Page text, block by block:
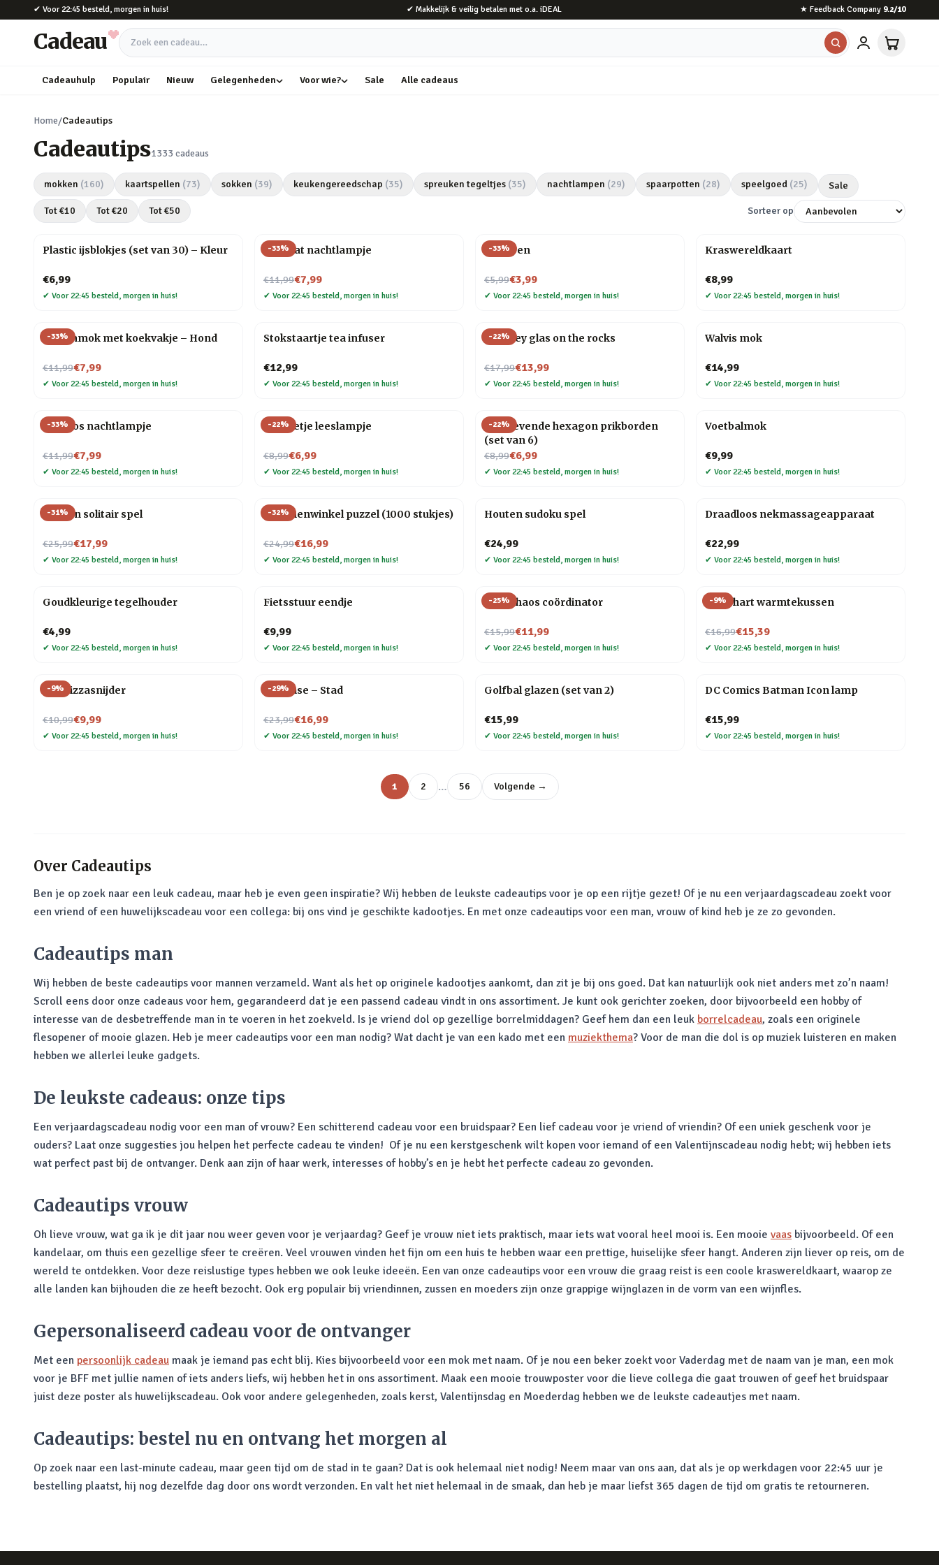
Naar hoofdinhoud
✔ Voor 22:45 besteld, morgen in huis! ✔ Makkelijk & veilig betalen met o.a. iDEAL ★ Feedback Company 9.2/10
Cadeau Zoek een cadeau
Cadeauhulp Populair Nieuw Gelegenheden Voor wie? Sale Alle cadeaus
Home/Cadeautips
Cadeautips1333 cadeaus
mokken (160) kaartspellen (73) sokken (39) keukengereedschap (35) spreuken tegeltjes (35) nachtlampen (29) spaarpotten (28) speelgoed (25) Sale
Tot €10 Tot €20 Tot €50 Sorteer op
Plastic ijsblokjes (set van 30) – Kleur
€6,99
✔ Voor 22:45 besteld, morgen in huis!
-33%
Mini kat nachtlampje
€11,99
Nu voor€7,99
✔ Voor 22:45 besteld, morgen in huis!
-33%
Veer pen
€5,99
Nu voor€3,99
✔ Voor 22:45 besteld, morgen in huis!
Kraswereldkaart
€8,99
✔ Voor 22:45 besteld, morgen in huis!
-33%
Dierenmok met koekvakje – Hond
€11,99
Nu voor€7,99
✔ Voor 22:45 besteld, morgen in huis!
Stokstaartje tea infuser
€12,99
✔ Voor 22:45 besteld, morgen in huis!
-22%
Whiskey glas on the rocks
€17,99
Nu voor€13,99
✔ Voor 22:45 besteld, morgen in huis!
Walvis mok
€14,99
✔ Voor 22:45 besteld, morgen in huis!
-33%
Mini vos nachtlampje
€11,99
Nu voor€7,99
✔ Voor 22:45 besteld, morgen in huis!
-22%
Mannetje leeslampje
€8,99
Nu voor€6,99
✔ Voor 22:45 besteld, morgen in huis!
-22%
Zelfklevende hexagon prikborden
(set van 6)
€8,99
Nu voor€6,99
✔ Voor 22:45 besteld, morgen in huis!
Voetbalmok
€9,99
✔ Voor 22:45 besteld, morgen in huis!
-31%
Houten solitair spel
€25,99
Nu voor€17,99
✔ Voor 22:45 besteld, morgen in huis!
-32%
Bloemenwinkel puzzel (1000 stukjes)
€24,99
Nu voor€16,99
✔ Voor 22:45 besteld, morgen in huis!
Houten sudoku spel
€24,99
✔ Voor 22:45 besteld, morgen in huis!
Draadloos nekmassageapparaat
€22,99
✔ Voor 22:45 besteld, morgen in huis!
Goudkleurige tegelhouder
€4,99
✔ Voor 22:45 besteld, morgen in huis!
Fietsstuur eendje
€9,99
✔ Voor 22:45 besteld, morgen in huis!
-25%
Mok Chaos coördinator
€15,99
Nu voor€11,99
✔ Voor 22:45 besteld, morgen in huis!
-9%
Rood hart warmtekussen
€16,99
Nu voor€15,39
✔ Voor 22:45 besteld, morgen in huis!
-9%
Kat Pizzasnijder
€10,99
Nu voor€9,99
✔ Voor 22:45 besteld, morgen in huis!
-29%
Flip Vase – Stad
€23,99
Nu voor€16,99
✔ Voor 22:45 besteld, morgen in huis!
Golfbal glazen (set van 2)
€15,99
✔ Voor 22:45 besteld, morgen in huis!
DC Comics Batman Icon lamp
€15,99
✔ Voor 22:45 besteld, morgen in huis!
1 2 … 56 Volgende →
Over Cadeautips
Ben je op zoek naar een leuk cadeau, maar heb je even geen inspiratie? Wij hebben de leukste cadeautips voor je op een rijtje gezet! Of je nu een verjaardagscadeau zoekt voor
een vriend of een huwelijkscadeau voor een collega: bij ons vind je geschikte kadootjes. En met onze cadeautips voor een man, vrouw of kind heb je ze zo gevonden.
Cadeautips man
Wij hebben de beste cadeautips voor mannen verzameld. Want als het op originele kadootjes aankomt, dan zit je bij ons goed. Dat kan natuurlijk ook niet anders met zo’n naam!
Scroll eens door onze cadeaus voor hem, gegarandeerd dat je een passend cadeau vindt in ons assortiment. Je kunt ook gerichter zoeken, door bijvoorbeeld een hobby of
interesse van de desbetreffende man in te voeren in het zoekveld. Is je vriend dol op gezellige borrelmiddagen? Geef hem dan een leuk borrelcadeau, zoals een originele
flesopener of mooie glazen. Heb je meer cadeautips voor een man nodig? Wat dacht je van een kado met een muziekthema? Voor de man die dol is op muziek luisteren en maken
hebben we allerlei leuke gadgets.
De leukste cadeaus: onze tips
Een verjaardagscadeau nodig voor een man of vrouw? Een schitterend cadeau voor een bruidspaar? Een lief cadeau voor je vriend of vriendin? Of een uniek geschenk voor je
ouders? Laat onze suggesties jou helpen het perfecte cadeau te vinden! Of je nu een kerstgeschenk wilt kopen voor iemand of een Valentijnscadeau nodig hebt; wij hebben iets
wat perfect past bij de ontvanger. Denk aan zijn of haar werk, interesses of hobby’s en je hebt het perfecte cadeau zo gevonden.
Cadeautips vrouw
Oh lieve vrouw, wat ga ik je dit jaar nou weer geven voor je verjaardag? Geef je vrouw niet iets praktisch, maar iets wat vooral heel mooi is. Een mooie vaas bijvoorbeeld. Of een
kandelaar, om thuis een gezellige sfeer te creëren. Veel vrouwen vinden het fijn om een huis te hebben waar een prettige, huiselijke sfeer hangt. Anderen zijn liever op reis, om de
wereld te ontdekken. Voor deze reislustige types hebben we ook leuke ideeën. Een van onze cadeautips voor een vrouw die graag reist is een coole kraswereldkaart, waarop ze
alle landen kan bijhouden die ze heeft bezocht. Ook erg populair bij vriendinnen, zussen en moeders zijn onze grappige wijnglazen in de vorm van een wijnfles.
Gepersonaliseerd cadeau voor de ontvanger
Met een persoonlijk cadeau maak je iemand pas echt blij. Kies bijvoorbeeld voor een mok met naam. Of je nou een beker zoekt voor Vaderdag met de naam van je man, een mok
voor je BFF met jullie namen of iets anders liefs, wij hebben het in ons assortiment. Maak een mooie trouwposter voor die lieve collega die gaat trouwen of geef het bruidspaar
juist deze poster als huwelijkscadeau. Ook voor andere gelegenheden, zoals kerst, Valentijnsdag en Moederdag hebben we de leukste cadeautjes met naam.
Cadeautips: bestel nu en ontvang het morgen al
Op zoek naar een last-minute cadeau, maar geen tijd om de stad in te gaan? Dat is ook helemaal niet nodig! Neem maar van ons aan, dat als je op werkdagen voor 22:45 uur je
bestelling plaatst, hij nog dezelfde dag door ons wordt verzonden. En valt het niet helemaal in de smaak, dan heb je maar liefst 365 dagen de tijd om gratis te retourneren.